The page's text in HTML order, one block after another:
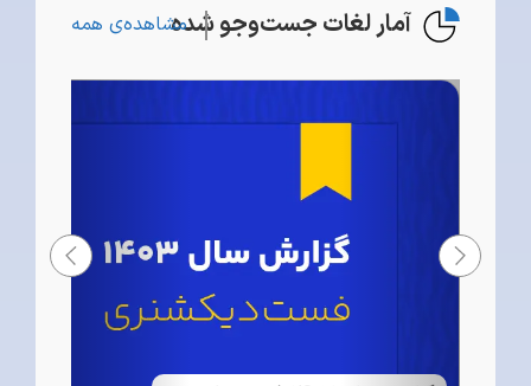
آمار لغات جست‌وجو شدهمشاهده‌ی همه